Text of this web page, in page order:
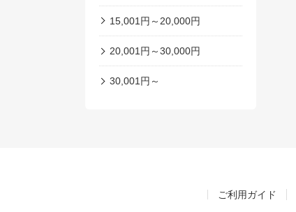
15,001円～20,000円
20,001円～30,000円
30,001円～
ご利用ガイド